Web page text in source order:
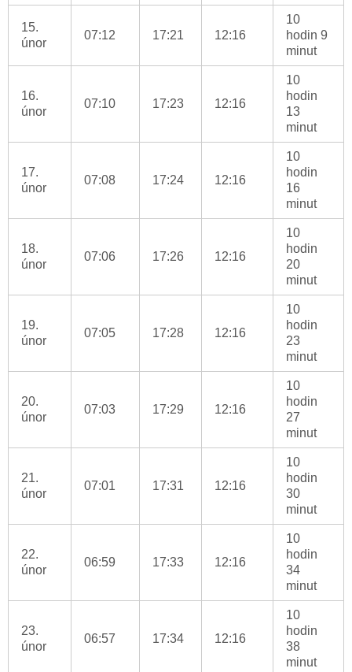
15.
únor
07:12 17:21 12:16
10
hodin 9
minut
16.
únor
07:10 17:23 12:16
10
hodin
13
minut
17.
únor
07:08 17:24 12:16
10
hodin
16
minut
18.
únor
07:06 17:26 12:16
10
hodin
20
minut
19.
únor
07:05 17:28 12:16
10
hodin
23
minut
20.
únor
07:03 17:29 12:16
10
hodin
27
minut
21.
únor
07:01 17:31 12:16
10
hodin
30
minut
22.
únor
06:59 17:33 12:16
10
hodin
34
minut
23.
únor
06:57 17:34 12:16
10
hodin
38
minut